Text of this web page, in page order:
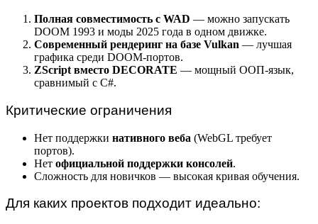
Полная совместимость с WAD — можно запускать
DOOM 1993 и моды 2025 года в одном движке.
Современный рендеринг на базе Vulkan — лучшая
графика среди DOOM-портов.
ZScript вместо DECORATE — мощный ООП-язык,
сравнимый с C#.
Критические ограничения
Нет поддержки нативного веба (WebGL требует
портов).
Нет официальной поддержки консолей.
Сложность для новичков — высокая кривая обучения.
Для каких проектов подходит идеально: